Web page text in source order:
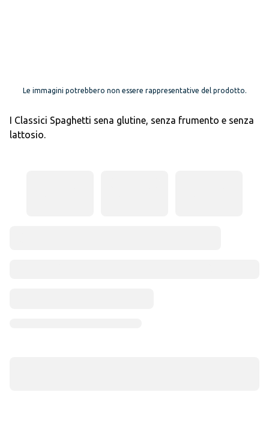
Le immagini potrebbero non essere rappresentative del prodotto.
I Classici Spaghetti sena glutine, senza frumento e senza
lattosio.